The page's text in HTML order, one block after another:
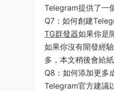
Telegram提供了一
Q7：如何創建
TG群發器如果你是
如果你沒有開發經
多，本文稍後會給
Q8：如何添加更多
Telegram官方建議